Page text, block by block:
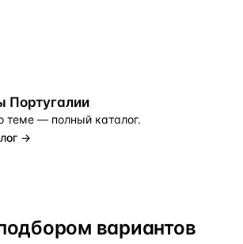
Португалии
теме — полный каталог.
→
вариантов